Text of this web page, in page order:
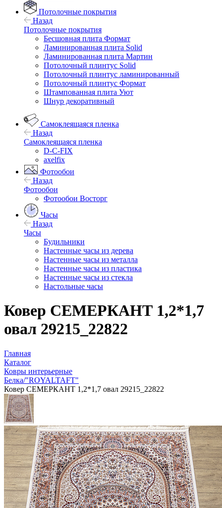
Потолочные покрытия
Назад
Потолочные покрытия
Бесшовная плита Формат
Ламинированная плита Solid
Ламинированная плита Мартин
Потолочный плинтус Solid
Потолочный плинтус ламинированный
Потолочный плинтус Формат
Штампованная плита Уют
Шнур декоративный
Самоклеящаяся пленка
Назад
Самоклеящаяся пленка
D-C-FIX
axelfix
Фотообои
Назад
Фотообои
Фотообои Восторг
Часы
Назад
Часы
Будильники
Настенные часы из дерева
Настенные часы из металла
Настенные часы из пластика
Настенные часы из стекла
Настольные часы
Ковер СЕМЕРКАНТ 1,2*1,7
овал 29215_22822
Главная
Каталог
Ковры интерьерные
Белка/"ROYALTAFT"
Ковер СЕМЕРКАНТ 1,2*1,7 овал 29215_22822